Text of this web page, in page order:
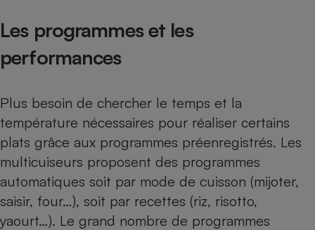
Les programmes et les
performances
Plus besoin de chercher le temps et la
température nécessaires pour réaliser certains
plats grâce aux programmes préenregistrés. Les
multicuiseurs proposent des programmes
automatiques soit par mode de cuisson (mijoter,
saisir, four…), soit par recettes (riz, risotto,
yaourt…). Le grand nombre de programmes